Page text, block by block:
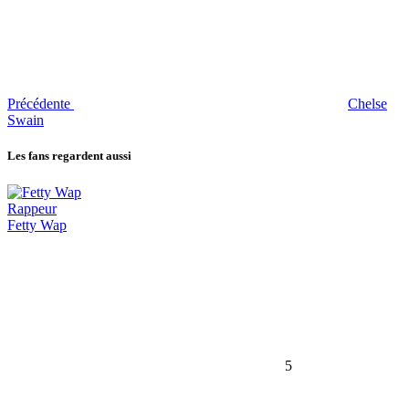
Précédente
Chelse
Swain
Les fans regardent aussi
Rappeur
Fetty Wap
5